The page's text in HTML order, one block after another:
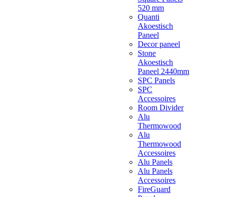
520 mm
Quanti
Akoestisch
Paneel
Decor paneel
Stone
Akoestisch
Paneel 2440mm
SPC Panels
SPC
Accessoires
Room Divider
Alu
Thermowood
Alu
Thermowood
Accessoires
Alu Panels
Alu Panels
Accessoires
FireGuard